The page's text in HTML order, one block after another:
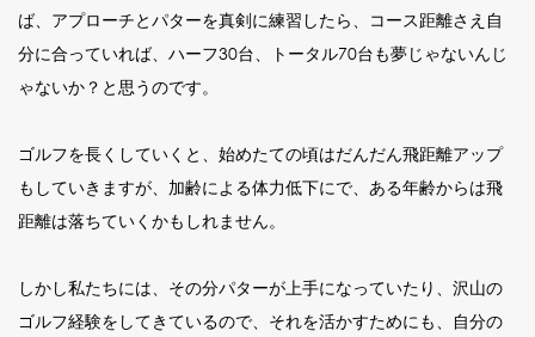
ば、アプローチとパターを真剣に練習したら、コース距離さえ自
分に合っていれば、ハーフ30台、トータル70台も夢じゃないんじ
ゃないか？と思うのです。
ゴルフを長くしていくと、始めたての頃はだんだん飛距離アップ
もしていきますが、加齢による体力低下にで、ある年齢からは飛
距離は落ちていくかもしれません。
しかし私たちには、その分パターが上手になっていたり、沢山の
ゴルフ経験をしてきているので、それを活かすためにも、自分の